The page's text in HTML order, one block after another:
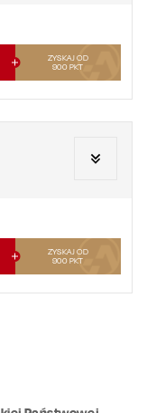
ZYSKAJ OD
900 PKT
ZYSKAJ OD
900 PKT